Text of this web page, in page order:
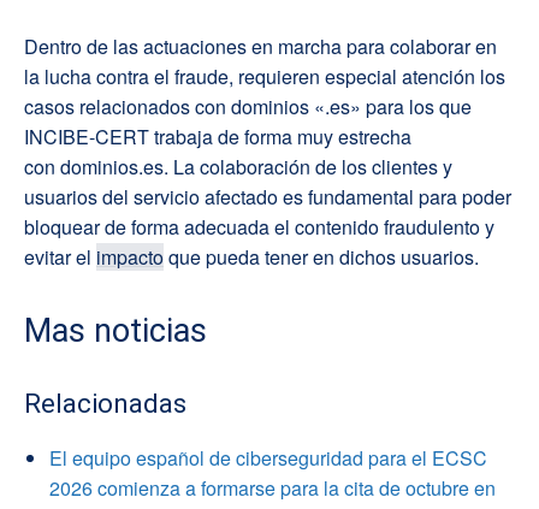
Dentro de las actuaciones en marcha para colaborar en
la lucha contra el fraude, requieren especial atención los
casos relacionados con dominios «.es» para los que
INCIBE-CERT trabaja de forma muy estrecha
con dominios.es. La colaboración de los clientes y
usuarios del servicio afectado es fundamental para poder
bloquear de forma adecuada el contenido fraudulento y
evitar el impactoque pueda tener en dichos usuarios.
Mas noticias
Relacionadas
El equipo español de ciberseguridad para el ECSC
2026 comienza a formarse para la cita de octubre en